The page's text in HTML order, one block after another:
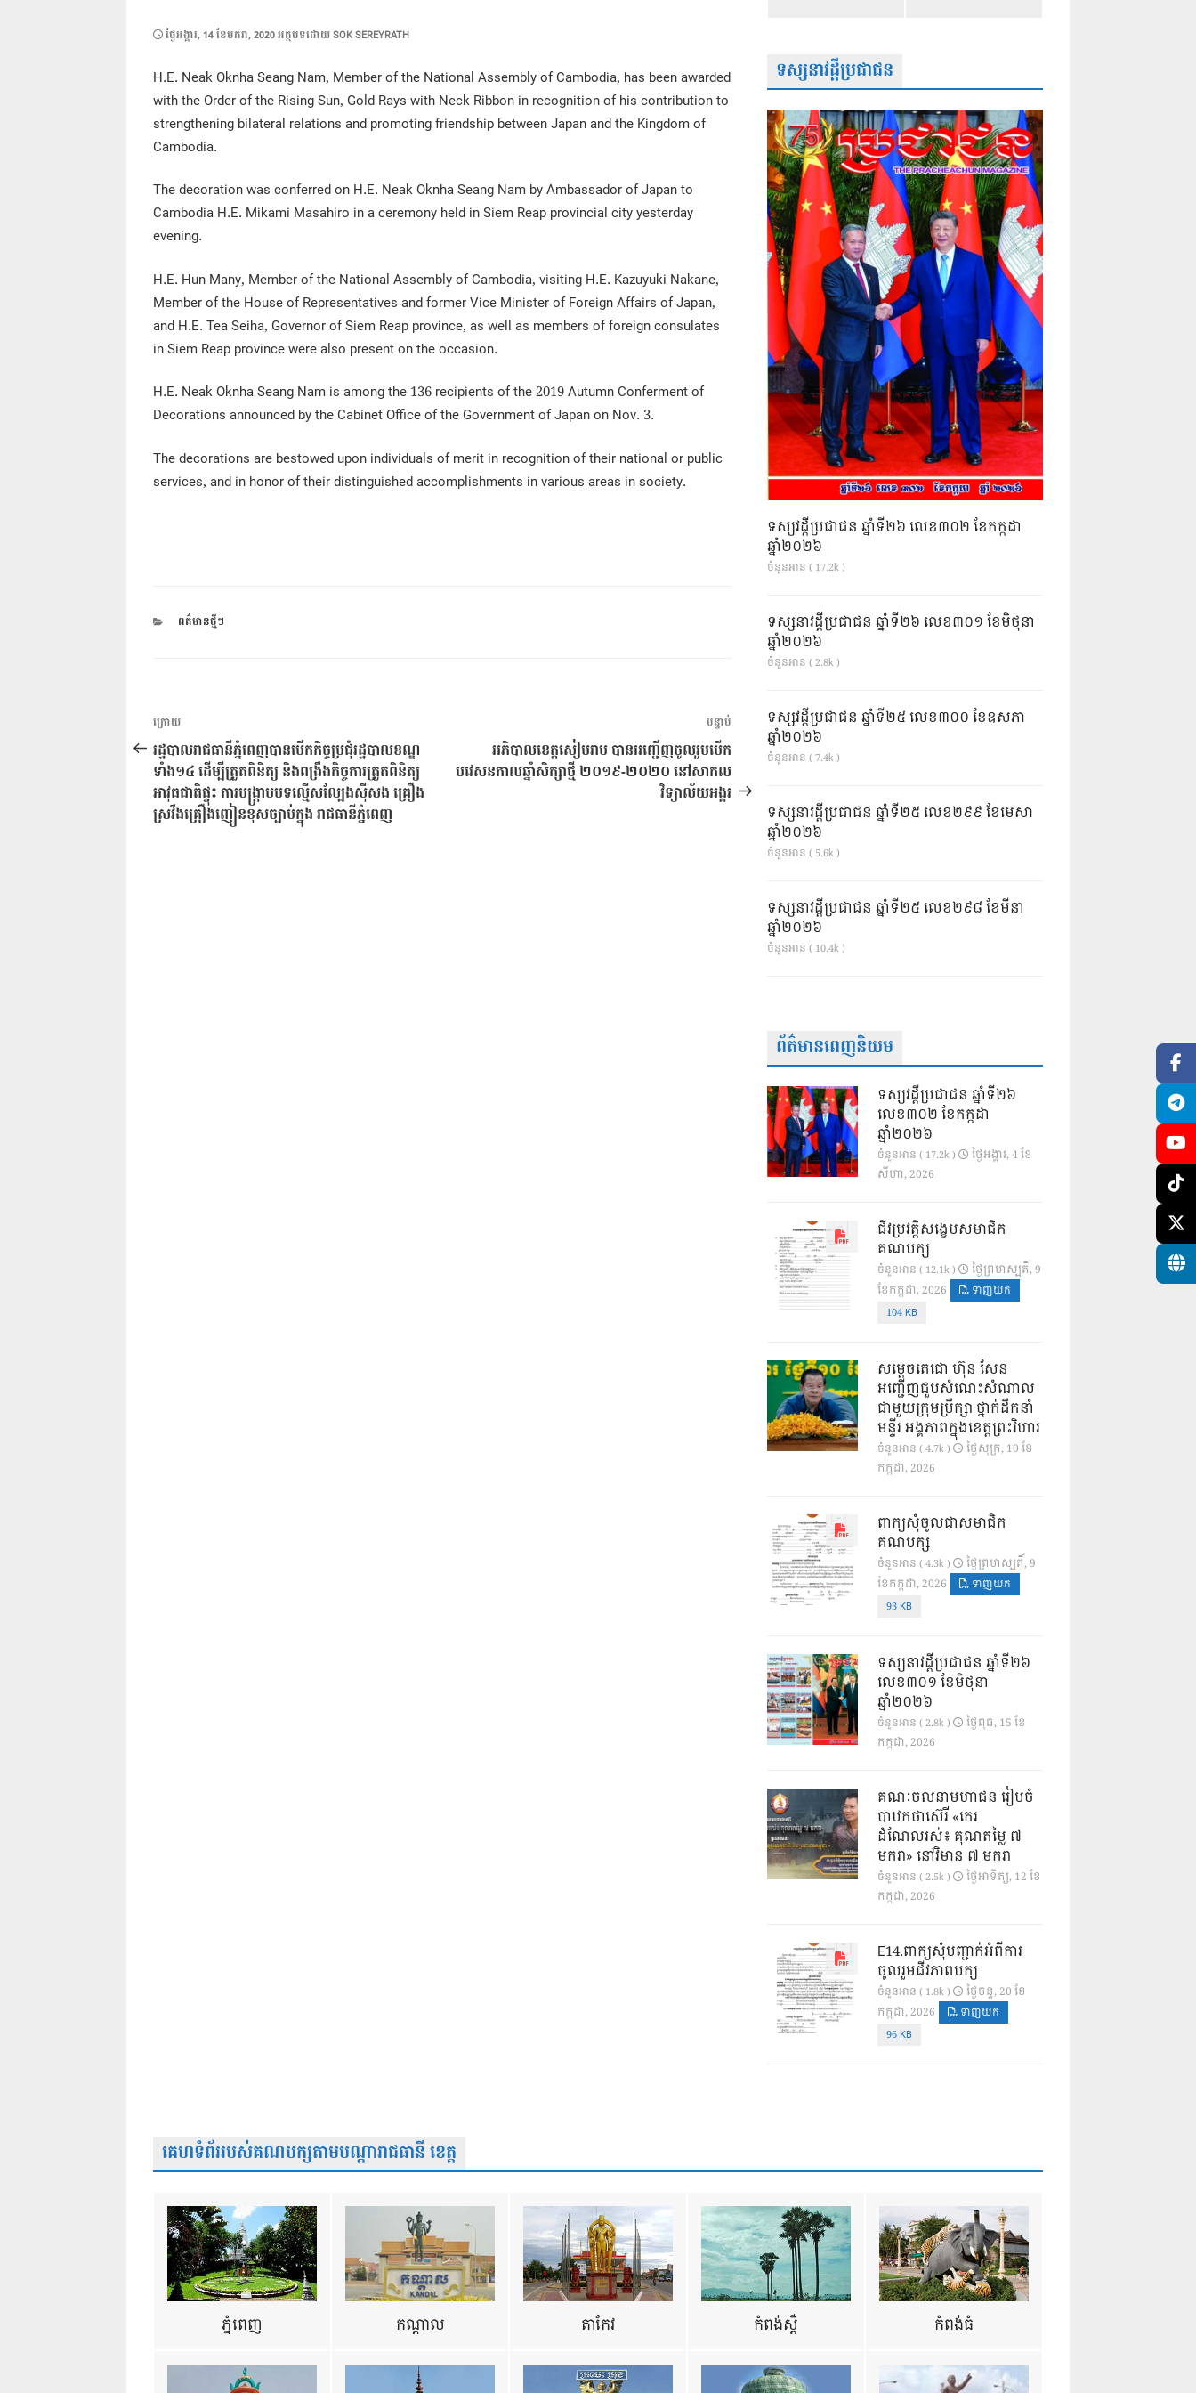
POSTED
ថ្ងៃ​អង្គារ, 14 ខែ​មករា, 2020អត្ថបទដោយSOK SEREYRATH
H.E. Neak Oknha Seang Nam, Member of the National Assembly of Cambodia, has been awarded
with the Order of the Rising Sun, Gold Rays with Neck Ribbon in recognition of his contribution to
strengthening bilateral relations and promoting friendship between Japan and the Kingdom of
Cambodia.
The decoration was conferred on H.E. Neak Oknha Seang Nam by Ambassador of Japan to
Cambodia H.E. Mikami Masahiro in a ceremony held in Siem Reap provincial city yesterday
evening.
H.E. Hun Many, Member of the National Assembly of Cambodia, visiting H.E. Kazuyuki Nakane,
Member of the House of Representatives and former Vice Minister of Foreign Affairs of Japan,
and H.E. Tea Seiha, Governor of Siem Reap province, as well as members of foreign consulates
in Siem Reap province were also present on the occasion.
H.E. Neak Oknha Seang Nam is among the 136 recipients of the 2019 Autumn Conferment of
Decorations announced by the Cabinet Office of the Government of Japan on Nov. 3.
The decorations are bestowed upon individuals of merit in recognition of their national or public
services, and in honor of their distinguished accomplishments in various areas in society.
CATEGORIES
ពត៌មានថ្មីៗ
ការ​
នាំទិស​
ប្រកាស
អត្ថបទ
មុន
ក្រោយ
រដ្ឋបាលរាជធានីភ្នំពេញបានបើកកិច្ចប្រជុំរដ្ឋបាលខណ្ឌ
ទាំង១៤ ដើម្បី​ត្រួតពិនិត្យ និងពង្រឹងកិច្ចការត្រួតពិនិត្យ​
អាវុធ​ជាតិ​ផ្ទុះ ការបង្ក្រាបបទល្មើសល្បែងសុីសង គ្រឿង
ស្រវឹងគ្រឿងញៀន​ខុសច្បាប់ក្នុង រាជធានីភ្នំពេញ
អត្ថបទ
បន្ទាប់
អភិបាលខេត្តសៀមរាប បានអញ្ជើញចូលរួមបើក
បវេសនកាលឆ្នាំសិក្សាថ្មី ២០១៩-២០២០ នៅសាកល
វិទ្យាល័យអង្គរ
ទស្សនាវដ្តីប្រជាជន
ទស្សវដ្តីប្រជាជន ឆ្នាំទី២៦ លេខ៣០២ ខែកក្កដា
ឆ្នាំ២០២៦
ចំនួនអាន ( 17.2k )
ទស្សនាវដ្ដីប្រជាជន ឆ្នាំទី២៦ លេខ៣០១ ខែមិថុនា
ឆ្នាំ២០២៦
ចំនួនអាន ( 2.8k )
ទស្សវដ្តីប្រជាជន ឆ្នាំទី២៥ លេខ៣០០ ខែឧសភា
ឆ្នាំ២០២៦
ចំនួនអាន ( 7.4k )
ទស្សនាវដ្ដីប្រជាជន ឆ្នាំទី២៥ លេខ២៩៩ ខែមេសា
ឆ្នាំ២០២៦
ចំនួនអាន ( 5.6k )
ទស្សនាវដ្ដីប្រជាជន ឆ្នាំទី២៥ លេខ២៩៨ ខែមីនា
ឆ្នាំ២០២៦
ចំនួនអាន ( 10.4k )
ព័ត៌មានពេញនិយម
ទស្សវដ្តីប្រជាជន ឆ្នាំទី២៦
លេខ៣០២ ខែកក្កដា
ឆ្នាំ២០២៦
ចំនួនអាន ( 17.2k )
ថ្ងៃ​អង្គារ, 4 ខែ​
សីហា, 2026
ជីវប្រវត្តិសង្ខេបសមាជិក
គណបក្ស
ចំនួនអាន ( 12.1k )
ថ្ងៃ​ព្រហស្បតិ៍, 9
ខែ​កក្កដា, 2026
ទាញយក
104 KB
សម្តេចតេជោ ហ៊ុន សែន
អញ្ជើញជួបសំណេះសំណាល
ជាមួយក្រុមប្រឹក្សា ថ្នាក់ដឹកនាំ
មន្ទីរ អង្គភាពក្នុងខេត្តព្រះវិហារ
ចំនួនអាន ( 4.7k )
ថ្ងៃ​សុក្រ, 10 ខែ​
កក្កដា, 2026
ពាក្យសុំចូលជាសមាជិក
គណបក្ស
ចំនួនអាន ( 4.3k )
ថ្ងៃ​ព្រហស្បតិ៍, 9
ខែ​កក្កដា, 2026
ទាញយក
93 KB
ទស្សនាវដ្ដីប្រជាជន ឆ្នាំទី២៦
លេខ៣០១ ខែមិថុនា
ឆ្នាំ២០២៦
ចំនួនអាន ( 2.8k )
ថ្ងៃ​ពុធ, 15 ខែ​
កក្កដា, 2026
គណៈចលនាមហាជន រៀបចំ
បាឋកថាស៊េរី «កេរ
ដំណែលរស់៖ គុណតម្លៃ ៧
មករា» នៅវិមាន ៧ មករា
ចំនួនអាន ( 2.5k )
ថ្ងៃ​អាទិត្យ, 12 ខែ​
កក្កដា, 2026
E14.ពាក្យសុំបញ្ជាក់អំពីការ
ចូលរួមជីវភាពបក្ស
ចំនួនអាន ( 1.8k )
ថ្ងៃ​ចន្ទ, 20 ខែ​
កក្កដា, 2026
ទាញយក
96 KB
គេហទំព័ររបស់គណបក្សតាមបណ្តារាជធានី ខេត្ត
ភ្នំពេញ កណ្តាល តាកែវ កំពង់ស្ពឺ កំពង់ធំ